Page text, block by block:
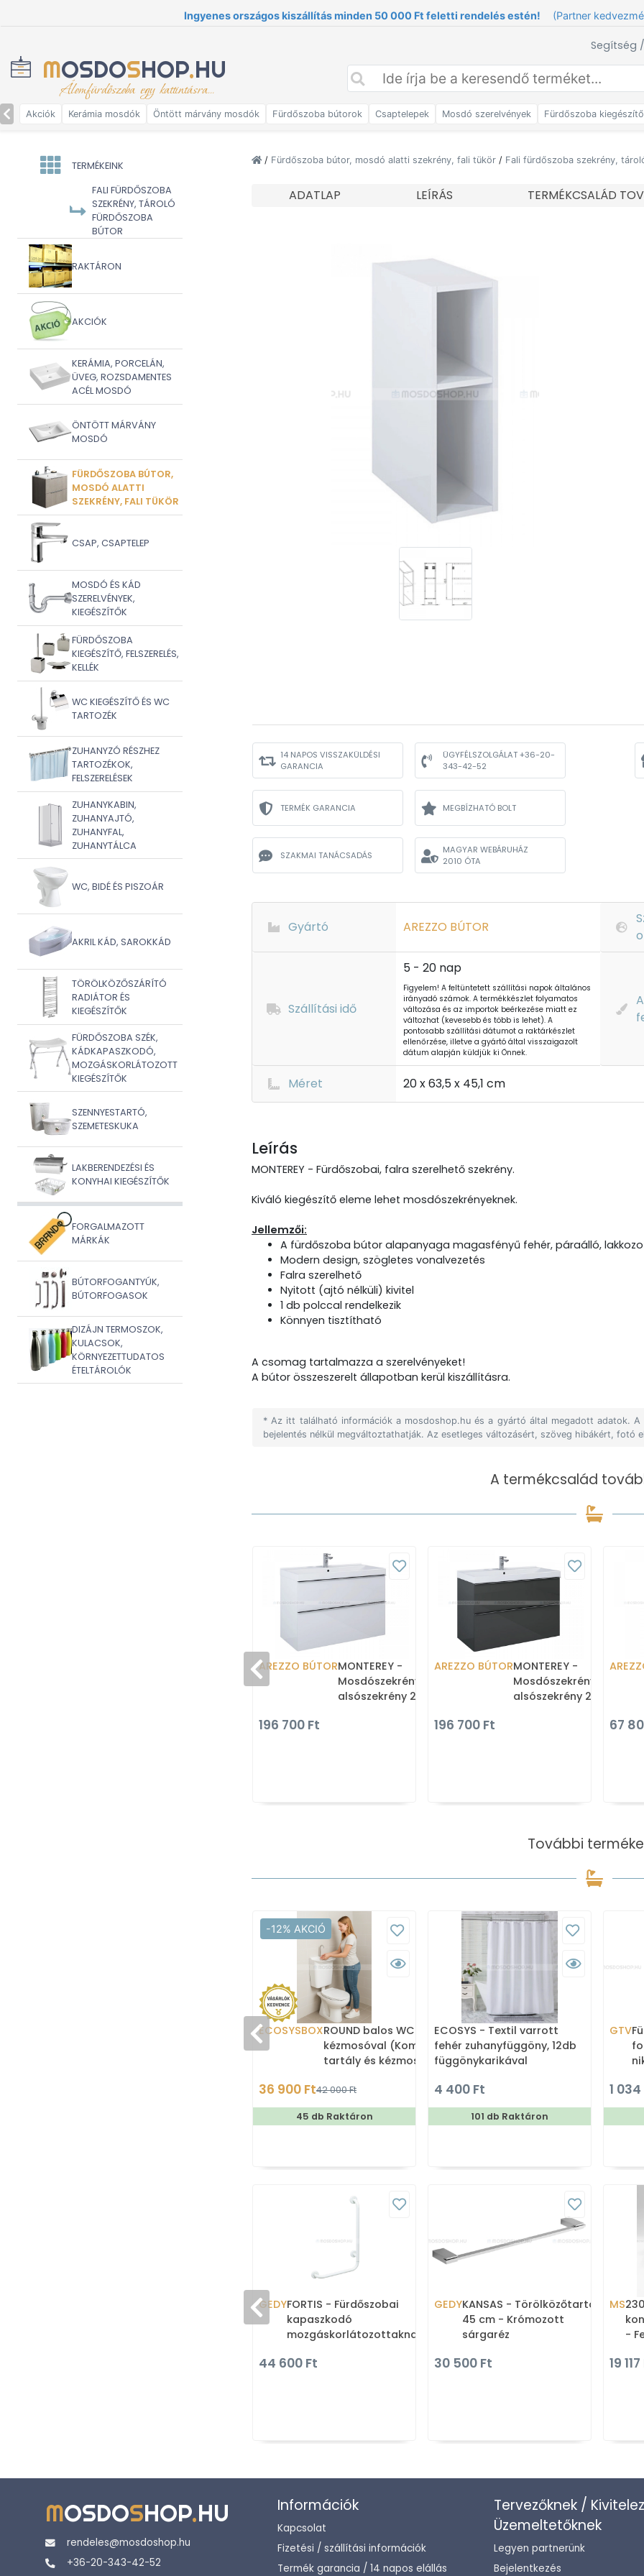
Ingyenes országos kiszállítás minden 50 000 Ft feletti rendelés estén! (Partner
Segítség
MOSDOSHOP.HU
Álomfürdőszoba egy kattintásra...
Akciók Kerámia mosdók Öntött márvány mosdók Fürdőszoba bútorok Csaptelepek Mosdó szerelvények Fürdőszoba
TERMÉKEINK
FALI FÜRDŐSZOBA
SZEKRÉNY, TÁROLÓ
FÜRDŐSZOBA
BÚTOR
RAKTÁRON
AKCIÓK
KERÁMIA, PORCELÁN,
ÜVEG, ROZSDAMENTES
ACÉL MOSDÓ
ÖNTÖTT MÁRVÁNY
MOSDÓ
FÜRDŐSZOBA BÚTOR,
MOSDÓ ALATTI
SZEKRÉNY, FALI TÜKÖR
CSAP, CSAPTELEP
MOSDÓ ÉS KÁD
SZERELVÉNYEK,
KIEGÉSZÍTŐK
FÜRDŐSZOBA
KIEGÉSZÍTŐ, FELSZERELÉS,
KELLÉK
WC KIEGÉSZÍTŐ ÉS WC
TARTOZÉK
ZUHANYZÓ RÉSZHEZ
TARTOZÉKOK,
FELSZERELÉSEK
ZUHANYKABIN,
ZUHANYAJTÓ,
ZUHANYFAL,
ZUHANYTÁLCA
WC, BIDÉ ÉS PISZOÁR
AKRIL KÁD, SAROKKÁD
TÖRÖLKÖZŐSZÁRÍTÓ
RADIÁTOR ÉS
KIEGÉSZÍTŐK
FÜRDŐSZOBA SZÉK,
KÁDKAPASZKODÓ,
MOZGÁSKORLÁTOZOTT
KIEGÉSZÍTŐK
SZENNYESTARTÓ,
SZEMETESKUKA
LAKBERENDEZÉSI ÉS
KONYHAI KIEGÉSZÍTŐK
FORGALMAZOTT
MÁRKÁK
BÚTORFOGANTYÚK,
BÚTORFOGASOK
DIZÁJN TERMOSZOK,
KULACSOK,
KÖRNYEZETTUDATOS
ÉTELTÁROLÓK
/ Fürdőszoba bútor, mosdó alatti szekrény, fali tükör / Fali fürdőszoba szekrény,
ADATLAP LEÍRÁS TERMÉKCSALÁD
14 NAPOS VISSZAKÜLDÉSI
GARANCIA
ÜGYFÉLSZOLGÁLAT +36-20-
343-42-52
TERMÉK GARANCIA MEGBÍZHATÓ BOLT
SZAKMAI TANÁCSADÁS
MAGYAR WEBÁRUHÁZ
2010 ÓTA
Gyártó AREZZO BÚTOR
Szállítási idő
5 - 20 nap
Figyelem! A feltüntetett szállítási napok általános
irányadó számok. A termékkészlet folyamatos
változása és az importok beérkezése miatt ez
változhat (kevesebb és több is lehet). A
pontosabb szállítási dátumot a raktárkészlet
ellenőrzése, illetve a gyártó által visszaigazolt
dátum alapján küldjük ki Önnek.
Méret 20 x 63,5 x 45,1 cm
Leírás
MONTEREY - Fürdőszobai, falra szerelhető szekrény.
Kiváló kiegészítő eleme lehet mosdószekrényeknek.
Jellemzői:
A fürdőszoba bútor alapanyaga magasfényű fehér, páraálló,
Modern design, szögletes vonalvezetés
Falra szerelhető
Nyitott (ajtó nélküli) kivitel
1 db polccal rendelkezik
Könnyen tisztítható
A csomag tartalmazza a szerelvényeket!
A bútor összeszerelt állapotban kerül kiszállításra.
* Az itt található információk a mosdoshop.hu és a gyártó által megadott adatok.
bejelentés nélkül megváltoztathatják. Az esetleges változásért, szöveg hibákért, fotó
A termékcsalád
AREZZO BÚTORMONTEREY -
Mosdószekrény,
alsószekrény 2 fiókkal -
magasfényű fehér
196 700 Ft
AREZZO BÚTORMONTEREY -
Mosdószekrény,
alsószekrény 2 fiókkal -
magasfényű antracit
196 700 Ft 67
További
-12% AKCIÓ
ECOSYSBOXROUND balos WC tartály
kézmosóval (Kombi WC
tartály és kézmosó)
36 900 Ft42 000 Ft
45 db Raktáron
ECOSYS - Textil varrott
fehér zuhanyfüggöny, 12db
függönykarikával
4 400 Ft
101 db Raktáron
GTV
1 034
GEDYFORTIS - Fürdőszobai
kapaszkodó
mozgáskorlátozottaknak,
- Fehér
44 600 Ft
GEDYKANSAS - Törölközőtartó -
45 cm - Krómozott
sárgaréz
30 500 Ft
MS
-
19
MOSDOSHOP.HU
rendeles@mosdoshop.hu
+36-20-343-42-52
Információk
Kapcsolat
Fizetési / szállítási információk
Termék garancia / 14 napos elállás
Tervezőknek /
Üzemeltetőknek
Legyen partnerünk
Bejelentkezés